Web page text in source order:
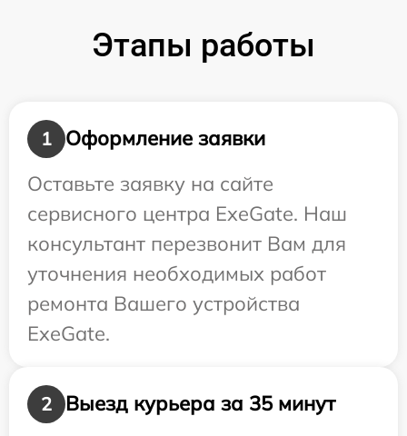
Этапы работы
1
Оформление заявки
Оставьте заявку на сайте
сервисного центра ExeGate. Наш
консультант перезвонит Вам для
уточнения необходимых работ
ремонта Вашего устройства
ExeGate.
2
Выезд курьера за 35 минут